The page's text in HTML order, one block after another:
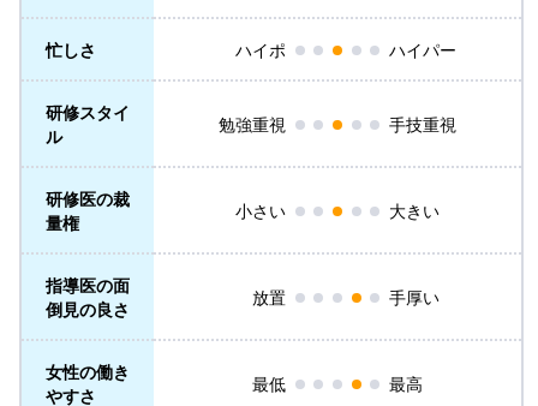
忙しさ ハイポ ハイパー
研修スタイ
ル
勉強重視 手技重視
研修医の裁
量権
小さい 大きい
指導医の面
倒見の良さ
放置 手厚い
女性の働き
やすさ
最低 最高